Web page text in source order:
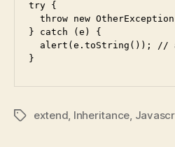
try {
throw new
} catch (e) {
alert(e.toString()); //
}
Schlagwörter
extend Inheritance